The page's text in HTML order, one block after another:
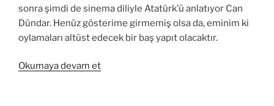
sonra şimdi de sinema diliyle Atatürk’ü anlatıyor Can
Dündar. Henüz gösterime girmemiş olsa da, eminim ki
oylamaları altüst edecek bir baş yapıt olacaktır.
Okumaya devam et“Mustafa,